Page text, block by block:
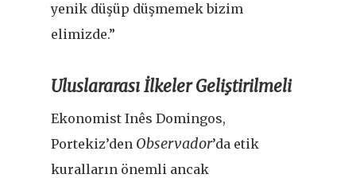
yenik düşüp düşmemek bizim
elimizde.”
Uluslararası İlkeler Geliştirilmeli
Ekonomist Inês Domingos,
Portekiz’den Observador’da etik
kuralların önemli ancak